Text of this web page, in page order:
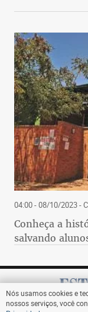
Nós usamos cookies e
nossos serviços, você
04:00 - 08/10/2023-
Conheça a
salvando